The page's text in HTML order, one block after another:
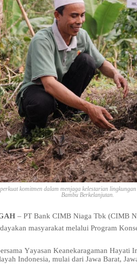
komitmen dalam menjaga kelestarian
Bambu Berkelanjutan.
– PT Bank CIMB Niaga Tbk (CIMB
masyarakat melalui Program
Yayasan Keanekaragaman Hayati
Indonesia, mulai dari Jawa Barat,